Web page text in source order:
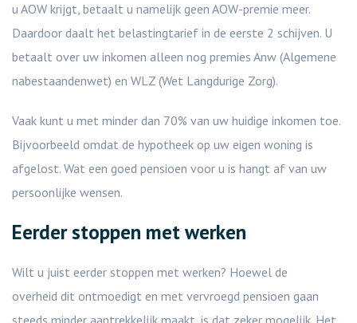
u AOW krijgt, betaalt u namelijk geen AOW-premie meer.
Daardoor daalt het belastingtarief in de eerste 2 schijven. U
betaalt over uw inkomen alleen nog premies Anw (Algemene
nabestaandenwet) en WLZ (Wet Langdurige Zorg).
Vaak kunt u met minder dan 70% van uw huidige inkomen toe.
Bijvoorbeeld omdat de hypotheek op uw eigen woning is
afgelost. Wat een goed pensioen voor u is hangt af van uw
persoonlijke wensen.
Eerder stoppen met werken
Wilt u juist eerder stoppen met werken? Hoewel de
overheid dit ontmoedigt en met vervroegd pensioen gaan
steeds minder aantrekkelijk maakt, is dat zeker mogelijk. Het